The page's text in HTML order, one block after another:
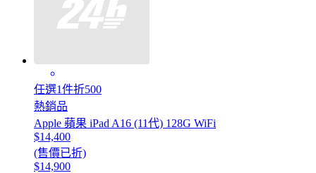
任選1件折500
熱銷品
Apple 蘋果 iPad A16 (11代) 128G WiFi
$14,400
(售價已折)
$14,900